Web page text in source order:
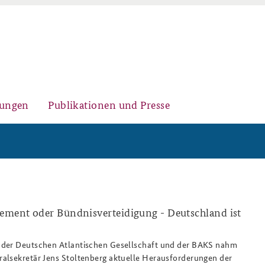
Sicherheitspolitische
Nachwuchsarbeit
Fachseminar Desinformation und
Sicherheitspolitik
Publikationen und Presse
Newsletter-Archiv
oder Bündnisverteidigung - Deutschland ist
Deutschen Atlantischen Gesellschaft und der BAKS nahm
Jens Stoltenberg aktuelle Herausforderungen der